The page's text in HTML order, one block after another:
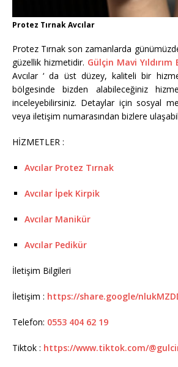
Protez Tırnak Avcılar
Protez Tırnak son zamanlarda
güzellik hizmetidir. Gülçin Mavi Yıldırım
Avcılar ‘ da üst düzey, kaliteli bir
bölgesinde bizden alabileceğiniz
inceleyebilirsiniz. Detaylar için sosyal
veya iletişim numarasından bizlere
HİZMETLER :
Avcılar Protez Tırnak
Avcılar İpek Kirpik
Avcılar Manikür
Avcılar Pedikür
İletişim Bilgileri
İletişim : https://share.google/
Telefon: 0553 404 62 19
Tiktok : https://www.tiktok.com/